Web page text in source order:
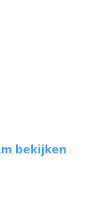
bekijken